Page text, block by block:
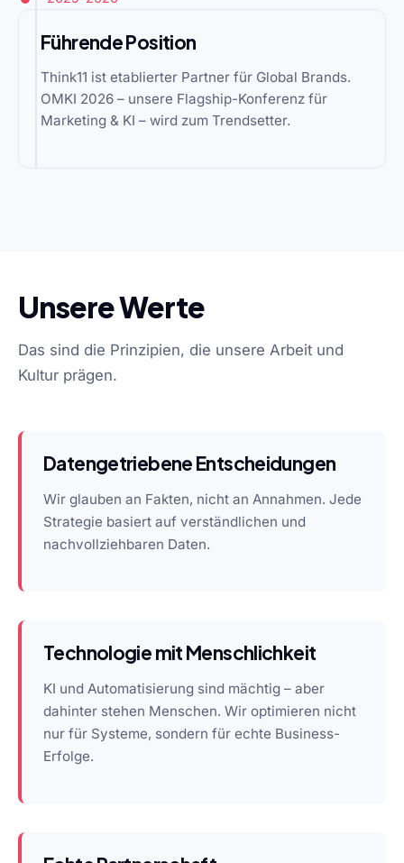
Führende Position
Think11 ist etablierter Partner für Global Brands.
OMKI 2026 – unsere Flagship-Konferenz für
Marketing & KI – wird zum Trendsetter.
Unsere Werte
Das sind die Prinzipien, die unsere Arbeit und
Kultur prägen.
Datengetriebene Entscheidungen
Wir glauben an Fakten, nicht an Annahmen. Jede
Strategie basiert auf verständlichen und
nachvollziehbaren Daten.
Technologie mit Menschlichkeit
KI und Automatisierung sind mächtig – aber
dahinter stehen Menschen. Wir optimieren nicht
nur für Systeme, sondern für echte Business-
Erfolge.